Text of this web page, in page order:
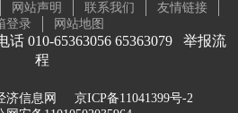
网站声明 联系我们
友情链接
登录
网站地图
010-65363056 65363079 举报流
程
济信息网
京ICP备11041399号-2